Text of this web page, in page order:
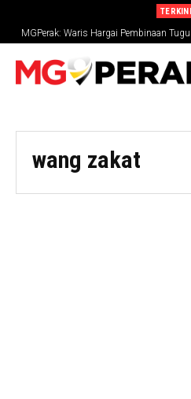
TERKINI
MGPerak: Waris Hargai Pembinaan
Negara Terus
wang zakat